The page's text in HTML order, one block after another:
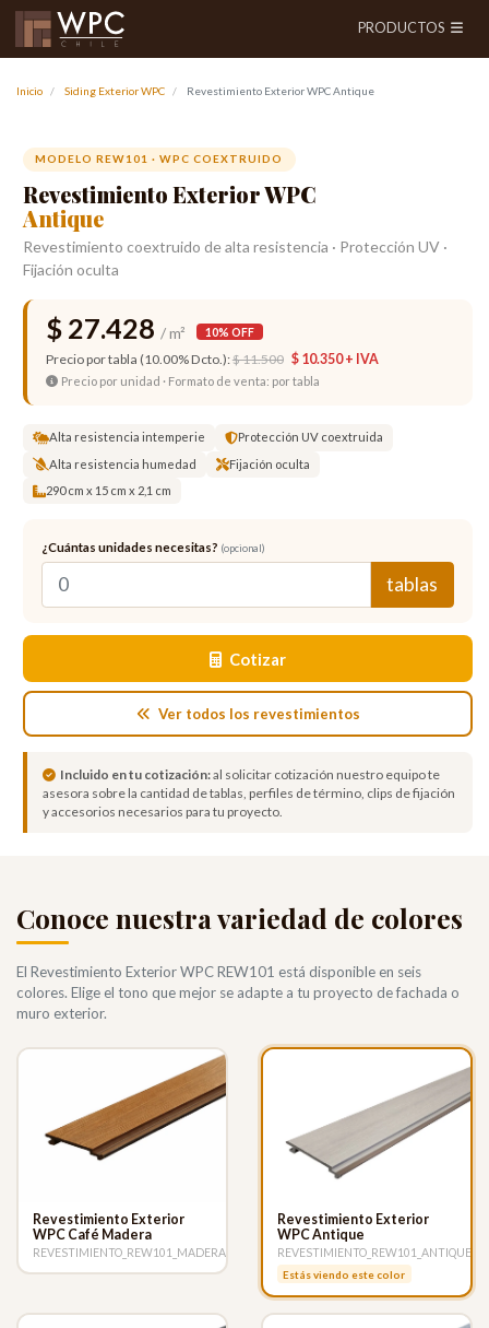
PRODUCTOS
Inicio Siding Exterior WPC Revestimiento Exterior WPC Antique
MODELO REW101 · WPC COEXTRUIDO
Revestimiento Exterior WPC
Antique
Revestimiento coextruido de alta resistencia · Protección UV ·
Fijación oculta
$ 27.428 / m² 10% OFF
Precio por tabla (10.00% Dcto.):$ 11.500 $ 10.350 + IVA
Precio por unidad · Formato de venta: por tabla
Alta resistencia intemperie
Protección UV coextruida
Alta resistencia humedad
Fijación oculta
290 cm x 15 cm x 2,1 cm
¿Cuántas unidades necesitas? (opcional)
tablas
Cotizar
Ver todos los revestimientos
Incluido en tu cotización:al solicitar cotización nuestro equipo te
asesora sobre la cantidad de tablas, perfiles de término, clips de fijación
y accesorios necesarios para tu proyecto.
Conoce nuestra variedad de colores
El Revestimiento Exterior WPC REW101 está disponible en seis
colores. Elige el tono que mejor se adapte a tu proyecto de fachada o
muro exterior.
Revestimiento Exterior
WPC Café Madera
REVESTIMIENTO_REW101_MADERA
Revestimiento Exterior
WPC Antique
REVESTIMIENTO_REW101_ANTIQUE
Estás viendo este color